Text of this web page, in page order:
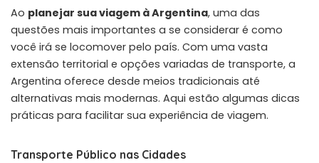
Ao planejar sua viagem à Argentina, uma das
questões mais importantes a se considerar é como
você irá se locomover pelo país. Com uma vasta
extensão territorial e opções variadas de transporte, a
Argentina oferece desde meios tradicionais até
alternativas mais modernas. Aqui estão algumas dicas
práticas para facilitar sua experiência de viagem.
Transporte Público nas Cidades